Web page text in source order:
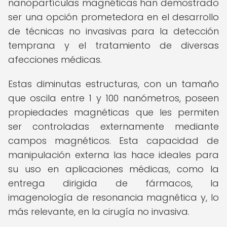
nanopartículas magnéticas han demostrado
ser una opción prometedora en el desarrollo
de técnicas no invasivas para la detección
temprana y el tratamiento de diversas
afecciones médicas.
Estas diminutas estructuras, con un tamaño
que oscila entre 1 y 100 nanómetros, poseen
propiedades magnéticas que les permiten
ser controladas externamente mediante
campos magnéticos. Esta capacidad de
manipulación externa las hace ideales para
su uso en aplicaciones médicas, como la
entrega dirigida de fármacos, la
imagenología de resonancia magnética y, lo
más relevante, en la cirugía no invasiva.